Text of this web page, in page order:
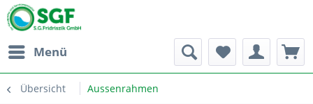
Menü
Übersicht Aussenrahmen